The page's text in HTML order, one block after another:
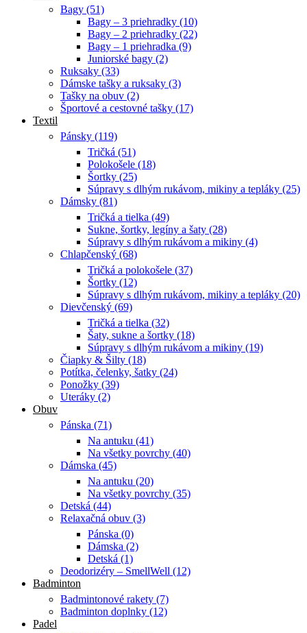
Bagy (51)
Bagy – 3 priehradky (10)
Bagy – 2 priehradky (22)
Bagy – 1 priehradka (9)
Juniorské bagy (2)
Ruksaky (33)
Dámske tašky a ruksaky (3)
Tašky na obuv (2)
Športové a cestovné tašky (17)
Textil
Pánsky (119)
Tričká (51)
Polokošele (18)
Šortky (25)
Súpravy s dlhým rukávom, mikiny a tepláky (25)
Dámsky (81)
Tričká a tielka (49)
Sukne, šortky, legíny a šaty (28)
Súpravy s dlhým rukávom a mikiny (4)
Chlapčenský (68)
Tričká a polokošele (37)
Šortky (12)
Súpravy s dlhým rukávom, mikiny a tepláky (20)
Dievčenský (69)
Tričká a tielka (32)
Šaty, sukne a šortky (18)
Súpravy s dlhým rukávom a mikiny (19)
Čiapky & Šilty (18)
Potítka, čelenky, šatky (24)
Ponožky (39)
Uteráky (2)
Obuv
Pánska (71)
Na antuku (41)
Na všetky povrchy (40)
Dámska (45)
Na antuku (20)
Na všetky povrchy (35)
Detská (44)
Relaxačná obuv (3)
Pánska (0)
Dámska (2)
Detská (1)
Deodorizéry – SmellWell (12)
Badminton
Badmintonové rakety (7)
Badminton doplnky (12)
Padel